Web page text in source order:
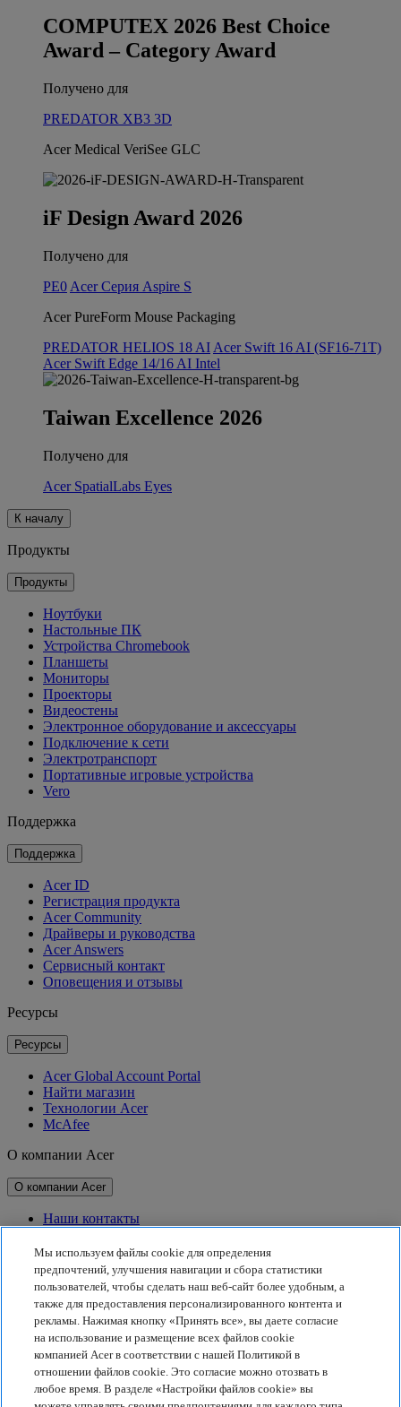
COMPUTEX 2026 Best Choice
Award – Category Award
Получено для
PREDATOR XB3 3D
Acer Medical VeriSee GLC
iF Design Award 2026
Получено для
PE0 Acer Серия Aspire S
Acer PureForm Mouse Packaging
PREDATOR HELIOS 18 AI Acer Swift 16 AI (SF16-71T)
Acer Swift Edge 14/16 AI Intel
Taiwan Excellence 2026
Получено для
Acer SpatialLabs Eyes
К началу
Продукты
Продукты
Ноутбуки
Настольные ПК
Устройства Chromebook
Планшеты
Мониторы
Проекторы
Видеостены
Электронное оборудование и аксессуары
Подключение к сети
Электротранспорт
Портативные игровые устройства
Vero
Поддержка
Поддержка
Acer ID
Регистрация продукта
Acer Community
Драйверы и руководства
Acer Answers
Сервисный контакт
Оповещения и отзывы
Ресурсы
Ресурсы
Acer Global Account Portal
Найти магазин
Технологии Acer
McAfee
О компании Acer
О компании Acer
Наши контакты
Для прессы
Награды
Мероприятия
Принципы устойчивого развития
Принципы устойчивого развития
Корпоративная социальная ответственность
Углеродный след от продуктов
Мы используем файлы cookie для определения
предпочтений, улучшения навигации и сбора статистики
пользователей, чтобы сделать наш веб-сайт более удобным, а
также для предоставления персонализированного контента и
рекламы. Нажимая кнопку «Принять все», вы даете согласие
на использование и размещение всех файлов cookie
компанией Acer в соответствии с нашей Политикой в
отношении файлов cookie. Это согласие можно отозвать в
любое время. В разделе «Настройки файлов cookie» вы